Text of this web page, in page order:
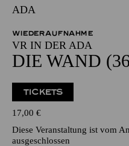
ADA
WIEDERAUFNAHME
VR IN DER ADA
DIE WAND
TICKETS
17,00 €
Diese Veranstaltung ist vom
ausgeschlossen